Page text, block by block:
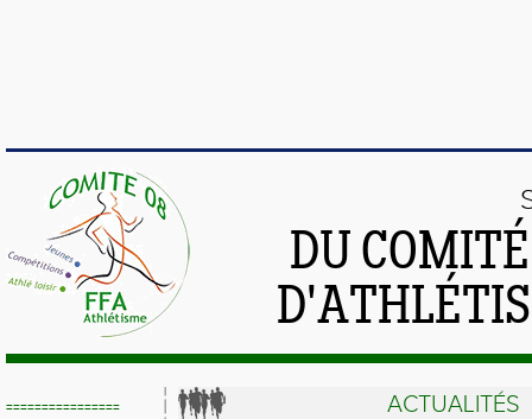
DU
================ ACTUALITÉS